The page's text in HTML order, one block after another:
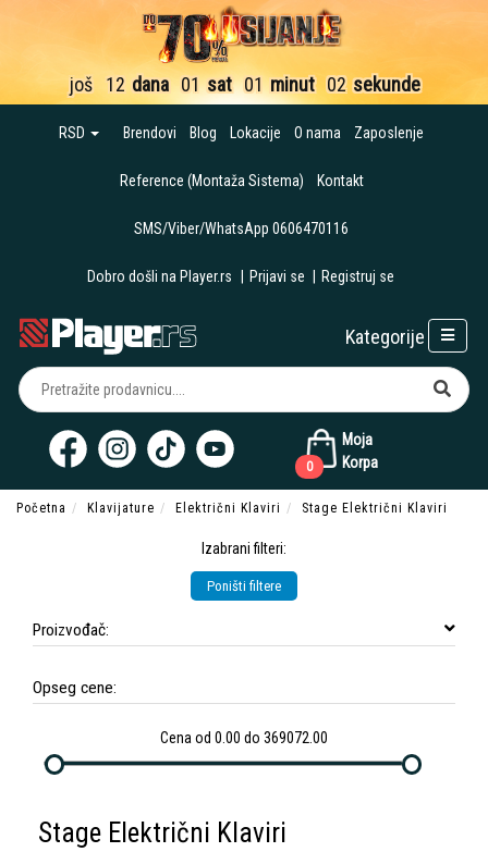
još 12 dana 01 sat 01 minut 00 sekundi
RSD Brendovi Blog Lokacije O nama Zaposlenje
Reference (Montaža Sistema) Kontakt
SMS/Viber/WhatsApp 0606470116
Dobro došli na Player.rs Prijavi se Registruj se
Moja
Korpa
0
Kategorije
Početna Klavijature Električni Klaviri Stage Električni Klaviri
Izabrani filteri:
Poništi filtere
Proizvođač:
Opseg cene:
Cena od 0.00 do 369072.00
Stage Električni Klaviri